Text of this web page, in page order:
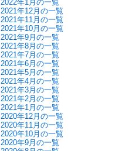
2022年1月の一覧
2021年12月の一覧
2021年11月の一覧
2021年10月の一覧
2021年9月の一覧
2021年8月の一覧
2021年7月の一覧
2021年6月の一覧
2021年5月の一覧
2021年4月の一覧
2021年3月の一覧
2021年2月の一覧
2021年1月の一覧
2020年12月の一覧
2020年11月の一覧
2020年10月の一覧
2020年9月の一覧